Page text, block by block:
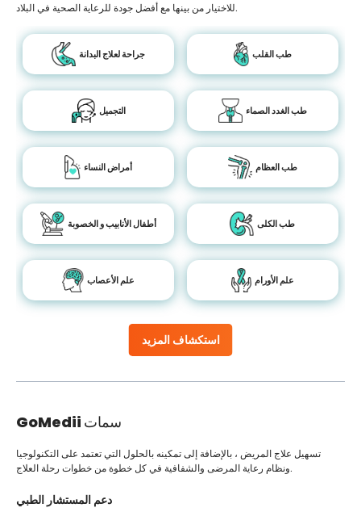
استكشاف المزيد
للاختيار من بينها مع أفضل جودة للرعاية الصحية في البلاد.
جراحة لعلاج البدانة طب القلب
التجميل طب الغدد الصماء
أمراض النساء طب العظام
أطفال الأنابيب و الخصوبة طب الكلى
علم الأعصاب علم الأورام
GoMedii سمات
تسهيل علاج المريض ، بالإضافة إلى تمكينه بالحلول التي تعتمد على التكنولوجيا
ونظام رعاية المرضى والشفافية في كل خطوة من خطوات رحلة العلاج.
دعم المستشار الطبي